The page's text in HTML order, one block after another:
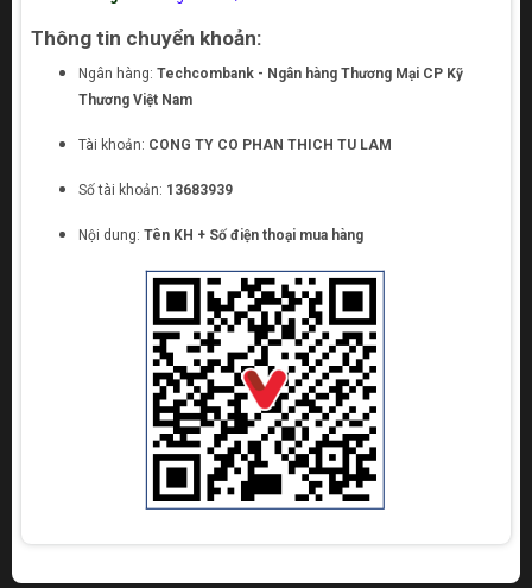
Thông tin chuyển khoản:
Ngân hàng: Techcombank - Ngân hàng Thương Mại CP Kỹ
Thương Việt Nam
Tài khoản: CONG TY CO PHAN THICH TU LAM
Số tài khoản: 13683939
Nội dung: Tên KH + Số điện thoại mua hàng